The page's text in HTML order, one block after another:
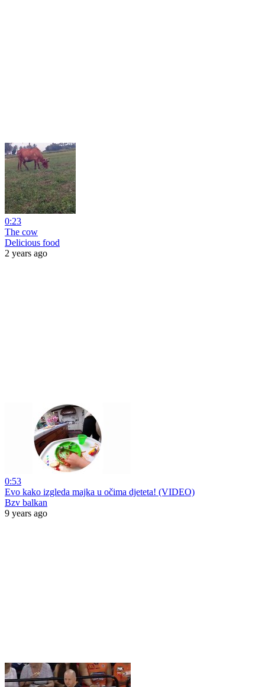
0:23
The cow
Delicious food
2 years ago
0:53
Evo kako izgleda majka u očima djeteta! (VIDEO)
Bzv balkan
9 years ago